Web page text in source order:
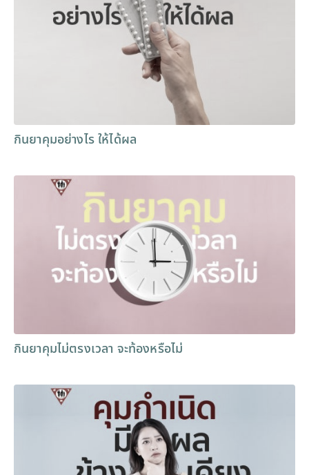
กินยาคุมอย่างไร ให้ได้ผล
กินยาคุมไม่ตรงเวลา จะท้องหรือไม่